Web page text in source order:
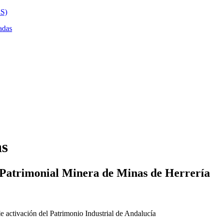
Minera de Minas de